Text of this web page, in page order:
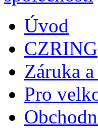
Úvod
CZRING
Záruka
Pro